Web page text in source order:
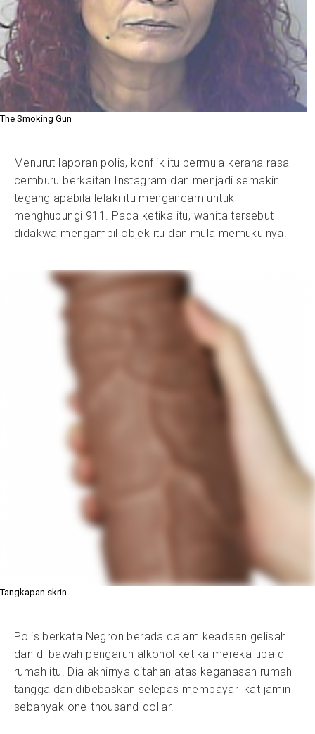
The Smoking Gun
Menurut laporan polis, konflik itu bermula kerana rasa
cemburu berkaitan Instagram dan menjadi semakin
tegang apabila lelaki itu mengancam untuk
menghubungi 911. Pada ketika itu, wanita tersebut
didakwa mengambil objek itu dan mula memukulnya.
Tangkapan skrin
Polis berkata Negron berada dalam keadaan gelisah
dan di bawah pengaruh alkohol ketika mereka tiba di
rumah itu. Dia akhirnya ditahan atas keganasan rumah
tangga dan dibebaskan selepas membayar ikat jamin
sebanyak one-thousand-dollar.